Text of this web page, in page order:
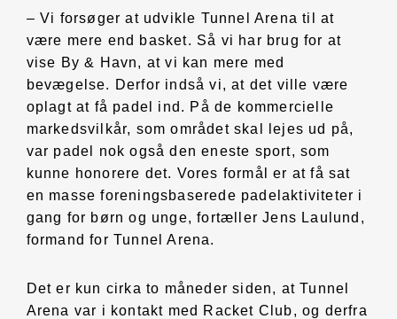
– Vi forsøger at udvikle Tunnel Arena til at
være mere end basket. Så vi har brug for at
vise By & Havn, at vi kan mere med
bevægelse. Derfor indså vi, at det ville være
oplagt at få padel ind. På de kommercielle
markedsvilkår, som området skal lejes ud på,
var padel nok også den eneste sport, som
kunne honorere det. Vores formål er at få sat
en masse foreningsbaserede padelaktiviteter i
gang for børn og unge, fortæller Jens Laulund,
formand for Tunnel Arena.
Det er kun cirka to måneder siden, at Tunnel
Arena var i kontakt med Racket Club, og derfra